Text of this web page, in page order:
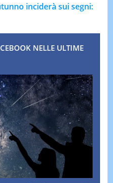
inciderà sui segni:
NELLE ULTIME